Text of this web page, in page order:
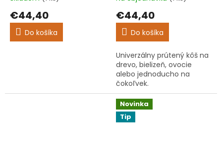
produktu
5,0
€44,40
Do košíka
produktu
5,0
5
hviezdičiek.
€44,40
Do košíka
Univerzálny prútený kôš na
drevo, bielizeň, ovocie
alebo jednoducho na
čokoľvek.
Novinka
Tip